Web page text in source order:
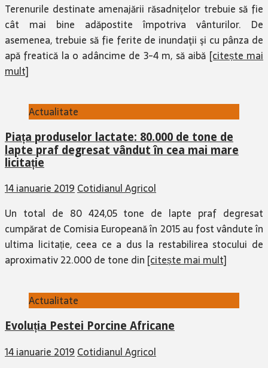
Terenurile destinate amenajării răsadniţelor trebuie să fie
cât mai bine adăpostite împotriva vânturilor. De
asemenea, trebuie să fie ferite de inundaţii şi cu pânza de
apă freatică la o adâncime de 3-4 m, să aibă [citește mai
mult]
Actualitate
Piața produselor lactate: 80.000 de tone de
lapte praf degresat vândut în cea mai mare
licitație
14 ianuarie 2019Cotidianul Agricol
Un total de 80 424,05 tone de lapte praf degresat
cumpărat de Comisia Europeană în 2015 au fost vândute în
ultima licitație, ceea ce a dus la restabilirea stocului de
aproximativ 22.000 de tone din [citește mai mult]
Actualitate
Evoluția Pestei Porcine Africane
14 ianuarie 2019 Cotidianul Agricol